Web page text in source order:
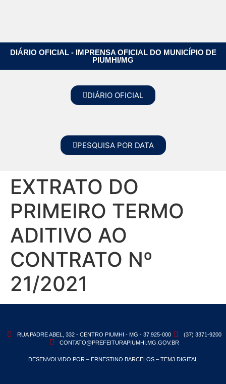
DIÁRIO OFICIAL - IMPRENSA OFICIAL DO MUNICÍPIO DE
PIUMHI/MG
DIÁRIO OFICIAL
PESQUISA POR DATA
EXTRATO DO
PRIMEIRO TERMO
ADITIVO AO
CONTRATO Nº
21/2021
RUA PADRE ABEL, 332 - CENTRO PIUMHI - MG - 37.925-000
(37) 3371-9200
CONTATO@PREFEITURAPIUMHI.MG.GOV.BR
DESENVOLVIDO POR – ERNESTINO BARCELOS – TEM3.DIGITAL